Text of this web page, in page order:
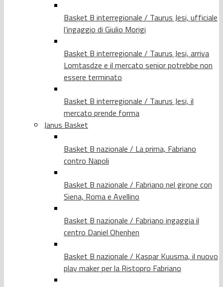
Basket B interregionale / Taurus Jesi, ufficiale
l’ingaggio di Giulio Morigi
Basket B interregionale / Taurus Jesi, arriva
Lomtasdze e il mercato senior potrebbe non
essere terminato
Basket B interregionale / Taurus Jesi, il
mercato prende forma
Janus Basket
Basket B nazionale / La prima, Fabriano
contro Napoli
Basket B nazionale / Fabriano nel girone con
Siena, Roma e Avellino
Basket B nazionale / Fabriano ingaggia il
centro Daniel Ohenhen
Basket B nazionale / Kaspar Kuusma, il nuovo
play maker per la Ristopro Fabriano